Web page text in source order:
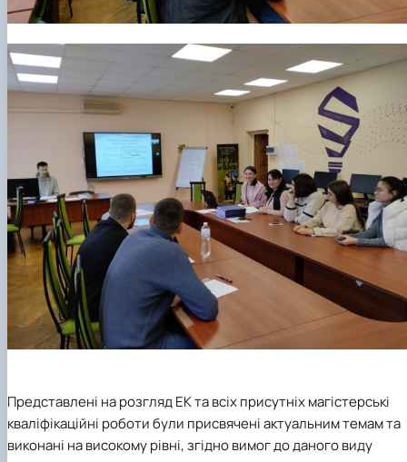
Представлені на розгляд ЕК та всіх присутніх магістерські
кваліфікаційні роботи були присвячені актуальним темам та
виконані на високому рівні, згідно вимог до даного виду